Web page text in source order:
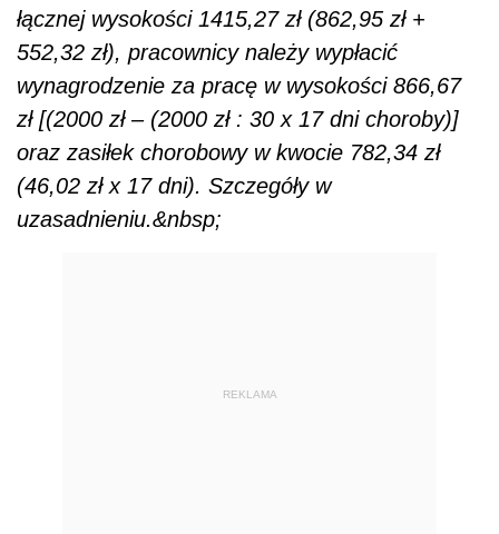
łącznej wysokości 1415,27 zł (862,95 zł +
552,32 zł), pracownicy należy wypłacić
wynagrodzenie za pracę w wysokości 866,67
zł [(2000 zł – (2000 zł : 30 x 17 dni choroby)]
oraz zasiłek chorobowy w kwocie 782,34 zł
(46,02 zł x 17 dni). Szczegóły w
uzasadnieniu.&nbsp;
REKLAMA